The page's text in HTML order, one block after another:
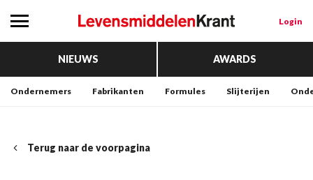
Login
NIEUWS AWARDS
Ondernemers Fabrikanten Formules Slijterijen
Terug naar de voorpagina